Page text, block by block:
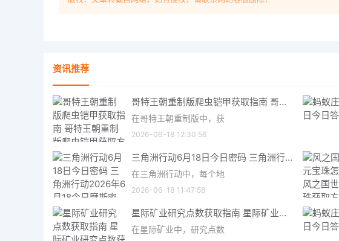
资讯推荐
哥特王朝重制版爬虫铠甲获取指南 哥特王朝重制版爬虫铠甲获取方法
在哥特王朝重制版中，获
2026-06-18 12:30:56
三角洲行动6月18日今日密码 三角洲行动2026年6月18今日摩斯密码分享
在三角洲行动中，每个地
2026-06-18 11:47:58
星际矿业研究点数获取指南 星际矿业研究点数获取方法
在星际矿业中，研究点数